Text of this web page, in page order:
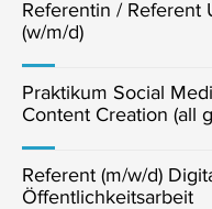
Referentin / Referent
(w/m/d)
Praktikum Social
Content Creation (all
Referent (m/w/d)
Öffentlichkeitsarbeit